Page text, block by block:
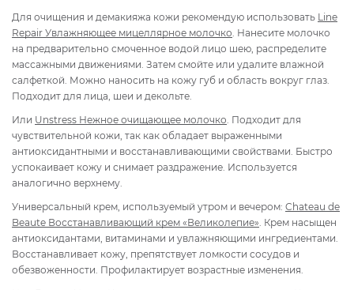
Для очищения и демакияжа кожи рекомендую использовать Line
Repair Увлажняющее мицеллярное молочко . Нанесите молочко
на предварительно смоченное водой лицо шею, распределите
массажными движениями. Затем смойте или удалите влажной
салфеткой. Можно наносить на кожу губ и область вокруг глаз.
Подходит для лица, шеи и декольте.
Или Unstress Нежное очищающее молочко . Подходит для
чувствительной кожи, так как обладает выраженными
антиоксидантными и восстанавливающими свойствами. Быстро
успокаивает кожу и снимает раздражение. Используется
аналогично верхнему.
Универсальный крем, используемый утром и вечером: Chateau de
Beaute Восстанавливающий крем «Великолепие» . Крем насыщен
антиоксидантами, витаминами и увлажняющими ингредиентами.
Восстанавливает кожу, препятствует ломкости сосудов и
обезвоженности. Профилактирует возрастные изменения.